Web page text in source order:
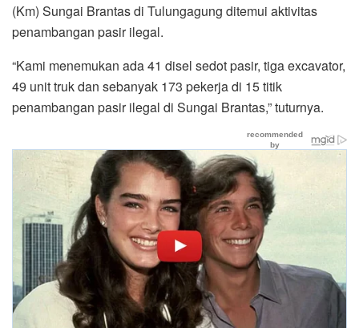
(Km) Sungai Brantas di Tulungagung ditemui aktivitas
penambangan pasir ilegal.
“Kami menemukan ada 41 disel sedot pasir, tiga excavator,
49 unit truk dan sebanyak 173 pekerja di 15 titik
penambangan pasir ilegal di Sungai Brantas,” tuturnya.